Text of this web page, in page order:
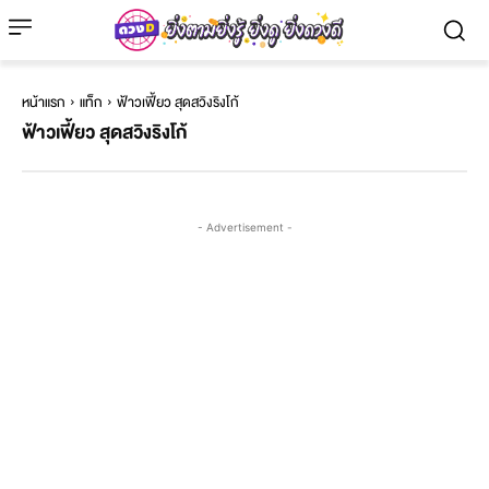
หน้าแรก แท็ก ฟ้าวเฟี้ยว สุดสวิงริงโก้
ฟ้าวเฟี้ยว สุดสวิงริงโก้
- Advertisement -